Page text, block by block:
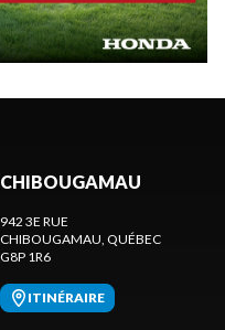
CHIBOUGAMAU
942 3E RUE
CHIBOUGAMAU, QUÉBEC
G8P 1R6
ITINÉRAIRE